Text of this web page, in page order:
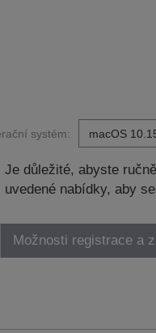
systém:
důležité, abyste
uvedené nabídky, aby
Možnosti registrace a